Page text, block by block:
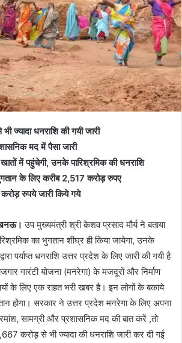
धनराशि की गयी जारी
मद में पैसा जारी
में पहुंचेगी, उनके पारिश्रमिक की धनराशि
के लिए करीब 2,517 करोड़ रुपए
रुपये जारी किये गये
उप मुख्यमंत्री श्री केशव प्रसाद मौर्य ने बताया
का भुगतान शीघ्र ही किया जायेगा, उनके
पर्याप्त धनराशि उत्तर प्रदेश के लिए जारी की गयी है
गारंटी योजना (मनरेगा) के मजदूरों और निर्माण
के लिए एक राहत भरी खबर है। इन लोगों के बकाये
होगा। सरकार ने उत्तर प्रदेश मनरेगा के लिए अपना
सामग्री और प्रशासनिक मद की बात करें ,तो
करोड़ से भी ज्यादा की धनराशि जारी कर दी गई